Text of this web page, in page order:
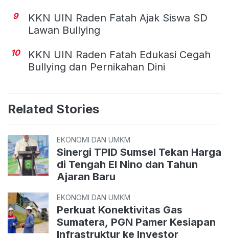
9
KKN UIN Raden Fatah Ajak Siswa SD
Lawan Bullying
10
KKN UIN Raden Fatah Edukasi Cegah
Bullying dan Pernikahan Dini
Related Stories
EKONOMI DAN UMKM
Sinergi TPID Sumsel Tekan Harga
di Tengah El Nino dan Tahun
Ajaran Baru
EKONOMI DAN UMKM
Perkuat Konektivitas Gas
Sumatera, PGN Pamer Kesiapan
Infrastruktur ke Investor